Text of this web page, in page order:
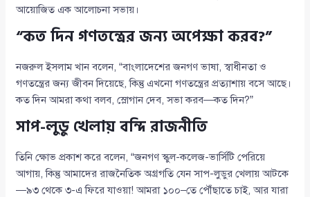
আয়োজিত এক আলোচনা সভায়।
“কত দিন গণতন্ত্রের জন্য অপেক্ষা করব?”
নজরুল ইসলাম খান বলেন, “বাংলাদেশের জনগণ ভাষা, স্বাধীনতা ও
গণতন্ত্রের জন্য জীবন দিয়েছে, কিন্তু এখনো গণতন্ত্রের প্রত্যাশায় বসে আছে।
কত দিন আমরা কথা বলব, স্লোগান দেব, সভা করব—কত দিন?”
সাপ-লুডু খেলায় বন্দি রাজনীতি
তিনি ক্ষোভ প্রকাশ করে বলেন, “জনগণ স্কুল-কলেজ-ভার্সিটি পেরিয়ে
আগায়, কিন্তু আমাদের রাজনৈতিক অগ্রগতি যেন সাপ-লুডুর খেলায় আটকে
—৯৩ থেকে ৩-এ ফিরে যাওয়া! আমরা ১০০–তে পৌঁছাতে চাই, আর যারা